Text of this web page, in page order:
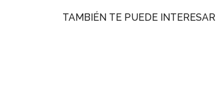
TAMBIÉN TE PUEDE INTERESAR